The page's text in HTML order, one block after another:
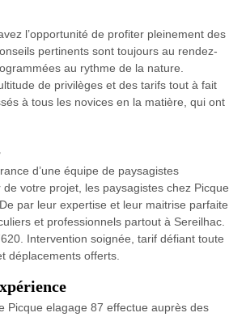
l’opportunité de profiter pleinement des
pertinents sont toujours au rendez-
au rythme de la nature.
de privilèges et des tarifs tout à fait
à tous les novices en la matière, qui ont
d’une équipe de paysagistes
votre projet, les paysagistes chez Picque
par leur expertise et leur maitrise parfaite
et professionnels partout à Sereilhac.
Intervention soignée, tarif défiant toute
déplacements offerts.
Picque elagage 87 effectue auprès des